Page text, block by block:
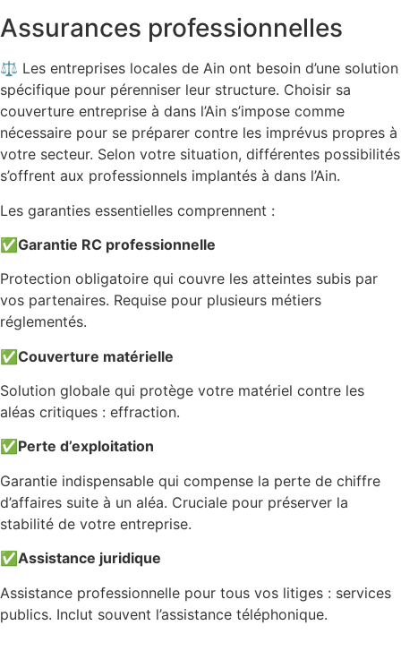
Assurances professionnelles
⚖️ Les entreprises locales de Ain ont besoin d’une solution
spécifique pour pérenniser leur structure. Choisir sa
couverture entreprise à dans l’Ain s’impose comme
nécessaire pour se préparer contre les imprévus propres à
votre secteur. Selon votre situation, différentes possibilités
s’offrent aux professionnels implantés à dans l’Ain.
Les garanties essentielles comprennent :
✅Garantie RC professionnelle
Protection obligatoire qui couvre les atteintes subis par
vos partenaires. Requise pour plusieurs métiers
réglementés.
✅Couverture matérielle
Solution globale qui protège votre matériel contre les
aléas critiques : effraction.
✅ Perte d’exploitation
Garantie indispensable qui compense la perte de chiffre
d’affaires suite à un aléa. Cruciale pour préserver la
stabilité de votre entreprise.
✅Assistance juridique
Assistance professionnelle pour tous vos litiges : services
publics. Inclut souvent l’assistance téléphonique.